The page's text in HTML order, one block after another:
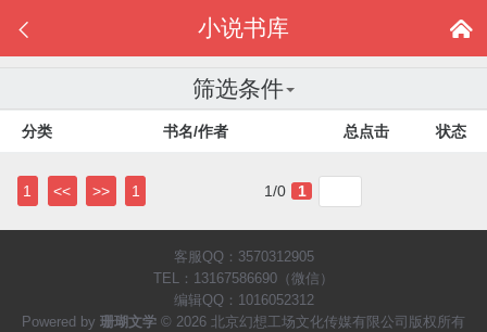
 
小说书库
筛选条件
分类 书名/作者 总点击 状态
1/0
1 << 1
>> 1
客服QQ：3570312905
TEL：13167586690（微信）
编辑QQ：1016052312
Powered by 珊瑚文学 © 2026 北京幻想工场文化传媒有限公司版权所有